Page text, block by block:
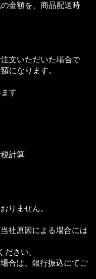
金額を、商品配送時
文いただいた場合で
になります。
す
計算
りません。
社原因による場合には
さい。
合は、銀行振込にてご